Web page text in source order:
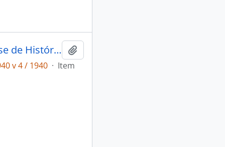
Anais do III Congresso Sul-Riograndense de História e Geografia
v 4 / 1940 · Item